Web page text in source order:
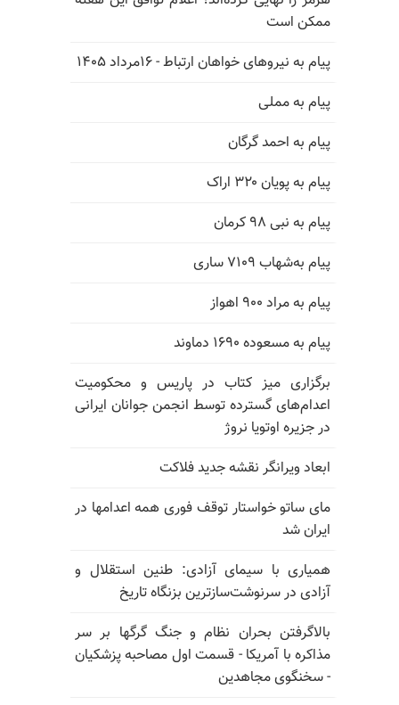
ممکن است
پیام به نیروهای خواهان ارتباط - ۱۶مرداد ۱۴۰۵
پیام به مملی
پیام به احمد گرگان
پیام به پویان ۳۲۰ اراک
پیام به نبی ۹۸ کرمان
پیام به‌شهاب ۷۱۰۹ ساری
پیام به مراد ۹۰۰ اهواز
پیام به مسعوده ۱۶۹۰ دماوند
برگزاری میز کتاب در پاریس و محکومیت
اعدام‌های گسترده توسط انجمن جوانان ایرانی
در جزیره اوتویا نروژ
ابعاد ویرانگر نقشه جدید فلاکت
مای ساتو خواستار توقف فوری همه اعدامها در
ایران شد
همیاری با سیمای آزادی: طنین استقلال و
آزادی در سرنوشت‌سازترین بزنگاه تاریخ
بالا‌گرفتن بحران نظام و جنگ گرگها بر سر
مذاکره با آمریکا - قسمت اول مصاحبه پزشکیان
- سخنگوی مجاهدین